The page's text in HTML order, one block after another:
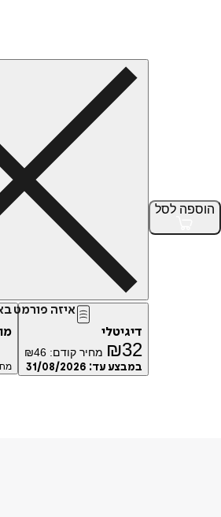
הוספה לסל
איזה פורמט
דיגיטלי
₪32 מחיר קודם: ₪46
במבצע עד: 31/08/2026